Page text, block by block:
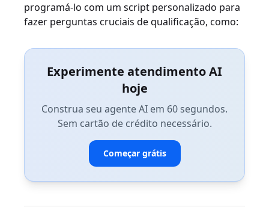
programá-lo com um script personalizado para
fazer perguntas cruciais de qualificação, como:
Experimente atendimento AI
hoje
Construa seu agente AI em 60 segundos.
Sem cartão de crédito necessário.
Começar grátis